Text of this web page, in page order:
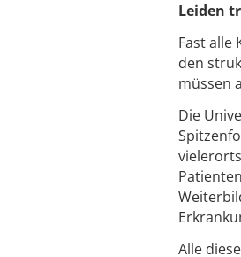
Leiden
Fast alle
den
müssen
Die
Alle